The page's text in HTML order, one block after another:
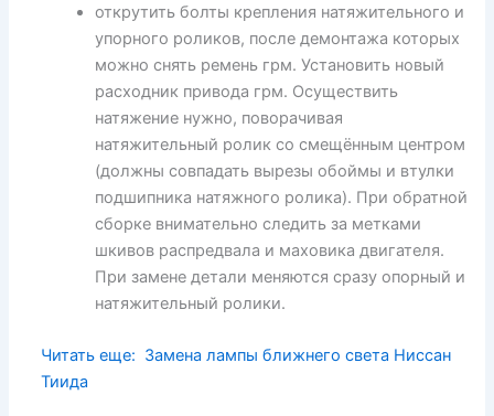
открутить болты крепления натяжительного и
упорного роликов, после демонтажа которых
можно снять ремень грм. Установить новый
расходник привода грм. Осуществить
натяжение нужно, поворачивая
натяжительный ролик со смещённым центром
(должны совпадать вырезы обоймы и втулки
подшипника натяжного ролика). При обратной
сборке внимательно следить за метками
шкивов распредвала и маховика двигателя.
При замене детали меняются сразу опорный и
натяжительный ролики.
Читать еще: Замена лампы ближнего света Ниссан
Тиида